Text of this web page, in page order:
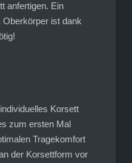
anfertigen. Ein
ist dank
Korsett
zum ersten Mal
Tragekomfort
der Korsettform vor